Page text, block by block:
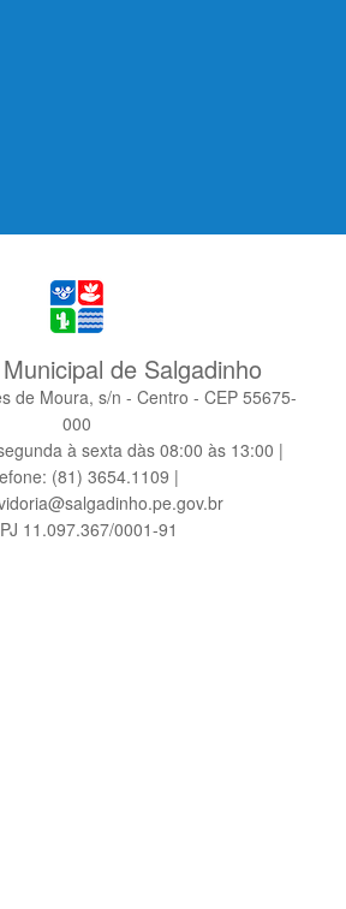
de Salgadinho
de Moura, s/n - Centro - CEP 55675-
000
à sexta dàs 08:00 às 13:00 |
(81) 3654.1109 |
11.097.367/0001-91